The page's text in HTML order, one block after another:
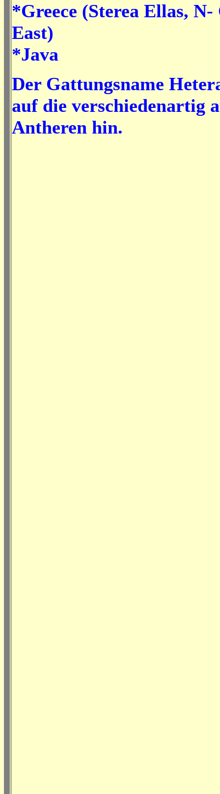
*Greece (Sterea Ellas,
East)
*Java
Der Gattungsname
auf die verschiedenartig
Antheren hin.